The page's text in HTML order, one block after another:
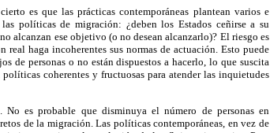
es que las prácticas contemporáneas plantean varios e
políticas de migración: ¿deben los Estados ceñirse a su
alcanzan ese objetivo (o no desean alcanzarlo)? El riesgo es
haga incoherentes sus normas de actuación. Esto puede
de personas o no están dispuestos a hacerlo, lo que suscita
coherentes y fructuosas para atender las inquietudes
es probable que disminuya el número de personas en
de la migración. Las políticas contemporáneas, en vez de